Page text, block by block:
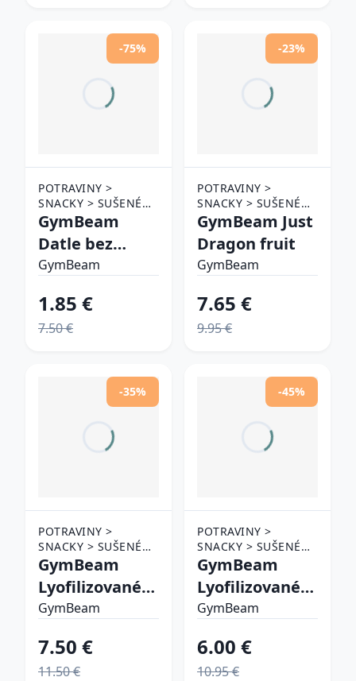
-75%
POTRAVINY >
SNACKY > SUŠENÉ
OVOCIE
GymBeam
Datle bez
kôstok
GymBeam
1.85 €
7.50 €
-23%
POTRAVINY >
SNACKY > SUŠENÉ
OVOCIE
GymBeam Just
Dragon fruit
GymBeam
7.65 €
9.95 €
-35%
POTRAVINY >
SNACKY > SUŠENÉ
OVOCIE
GymBeam
Lyofilizované
jahody
GymBeam
7.50 €
11.50 €
-45%
POTRAVINY >
SNACKY > SUŠENÉ
OVOCIE
GymBeam
Lyofilizované
čučoriedky
GymBeam
6.00 €
10.95 €